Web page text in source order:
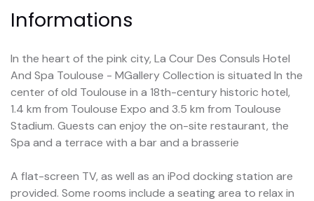
Informations
In the heart of the pink city, La Cour Des Consuls Hotel
And Spa Toulouse - MGallery Collection is situated In the
center of old Toulouse in a 18th-century historic hotel,
1.4 km from Toulouse Expo and 3.5 km from Toulouse
Stadium. Guests can enjoy the on-site restaurant, the
Spa and a terrace with a bar and a brasserie
A flat-screen TV, as well as an iPod docking station are
provided. Some rooms include a seating area to relax in